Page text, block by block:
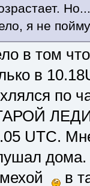
я не
в том
в
по
ЛЕДИ!
UTC.
дома.
в